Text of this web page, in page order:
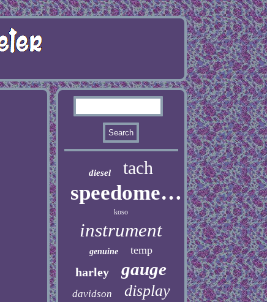
diesel tach
speedometer
koso
instrument
genuine temp
harley gauge
davidson display